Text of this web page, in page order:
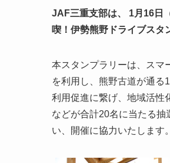
JAF三重支部は、 1月16日
喫！伊勢熊野ドライブスタ
本スタンプラリーは、スマ
を利用し、熊野古道が通る
利用促進に繋げ、地域活性
などが合計20名に当たる
い、開催に協力いたします。